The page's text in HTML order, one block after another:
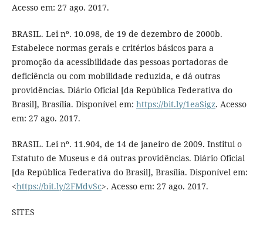
Acesso em: 27 ago. 2017.
BRASIL. Lei nº. 10.098, de 19 de dezembro de 2000b.
Estabelece normas gerais e critérios básicos para a
promoção da acessibilidade das pessoas portadoras de
deficiência ou com mobilidade reduzida, e dá outras
providências. Diário Oficial [da República Federativa do
Brasil], Brasília. Disponível em: https://bit.ly/1eaSigz. Acesso
em: 27 ago. 2017.
BRASIL. Lei nº. 11.904, de 14 de janeiro de 2009. Institui o
Estatuto de Museus e dá outras providências. Diário Oficial
[da República Federativa do Brasil], Brasília. Disponível em:
<https://bit.ly/2FMdvSc>. Acesso em: 27 ago. 2017.
SITES